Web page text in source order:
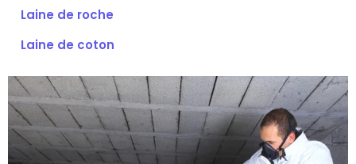
Laine de roche
Laine de coton